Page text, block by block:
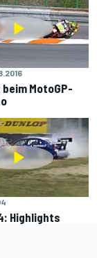
MotoGP-
Highlights